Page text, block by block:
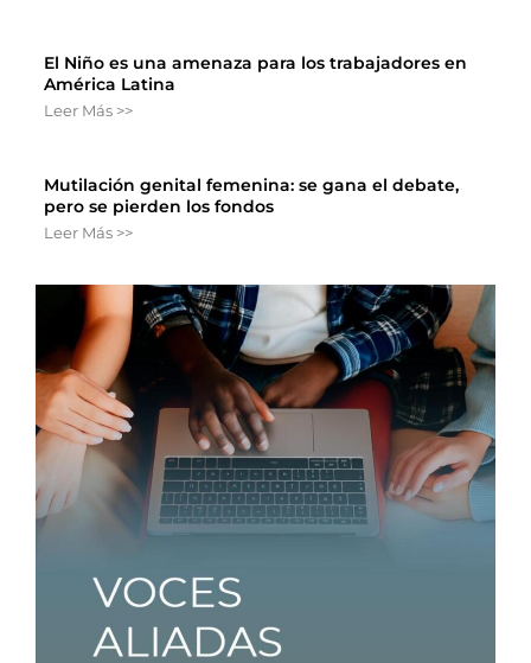
El Niño es una amenaza para los trabajadores en
América Latina
Leer Más >>
Mutilación genital femenina: se gana el debate,
pero se pierden los fondos
Leer Más >>